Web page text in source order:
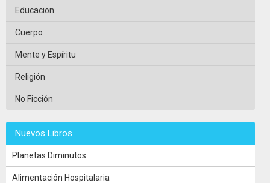
Educacion
Cuerpo
Mente y Espíritu
Religión
No Ficción
Nuevos Libros
Planetas Diminutos
Alimentación Hospitalaria